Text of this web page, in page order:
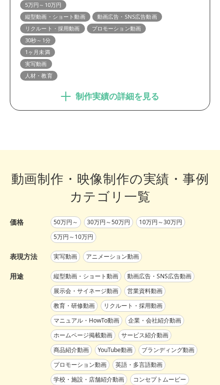
5万円～10万円
縦型動画・ショート動画
動画広告・SNS広告動画
リクルート・採用動画
プロモーション動画
30秒～1分
1ヶ月未満
実写動画
人材・教育
制作実績の詳細を見る
動画制作・映像制作の実績・事例
カテゴリ一覧
価格 50万円～ 30万円～50万円
10万円～30万円
5万円～10万円
表現方法 実写動画 アニメーション動画
用途 縦型動画・ショート動画
動画広告・SNS広告動画
展示会・サイネージ動画
営業資料動画
教育・研修動画
リクルート・採用動画
マニュアル・HowTo動画
企業・会社紹介動画
ホームページ掲載動画
サービス紹介動画
商品紹介動画
YouTube動画
ブランディング動画
プロモーション動画
英語・多言語動画
学校・施設・店舗紹介動画
コンセプトムービー